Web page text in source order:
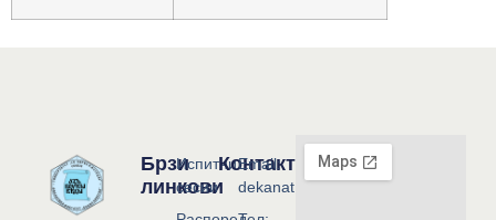
Брзи
линкови
Испитни
сесии
Контакт
Email:
dekanat@flf.ukim.edu.mk